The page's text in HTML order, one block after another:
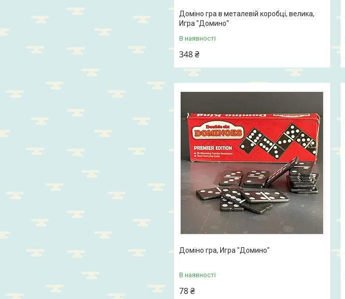
Доміно гра в металевій коробці, велика,
Игра "Домино"
В наявності
348 ₴
Доміно гра, Игра "Домино"
В наявності
78 ₴